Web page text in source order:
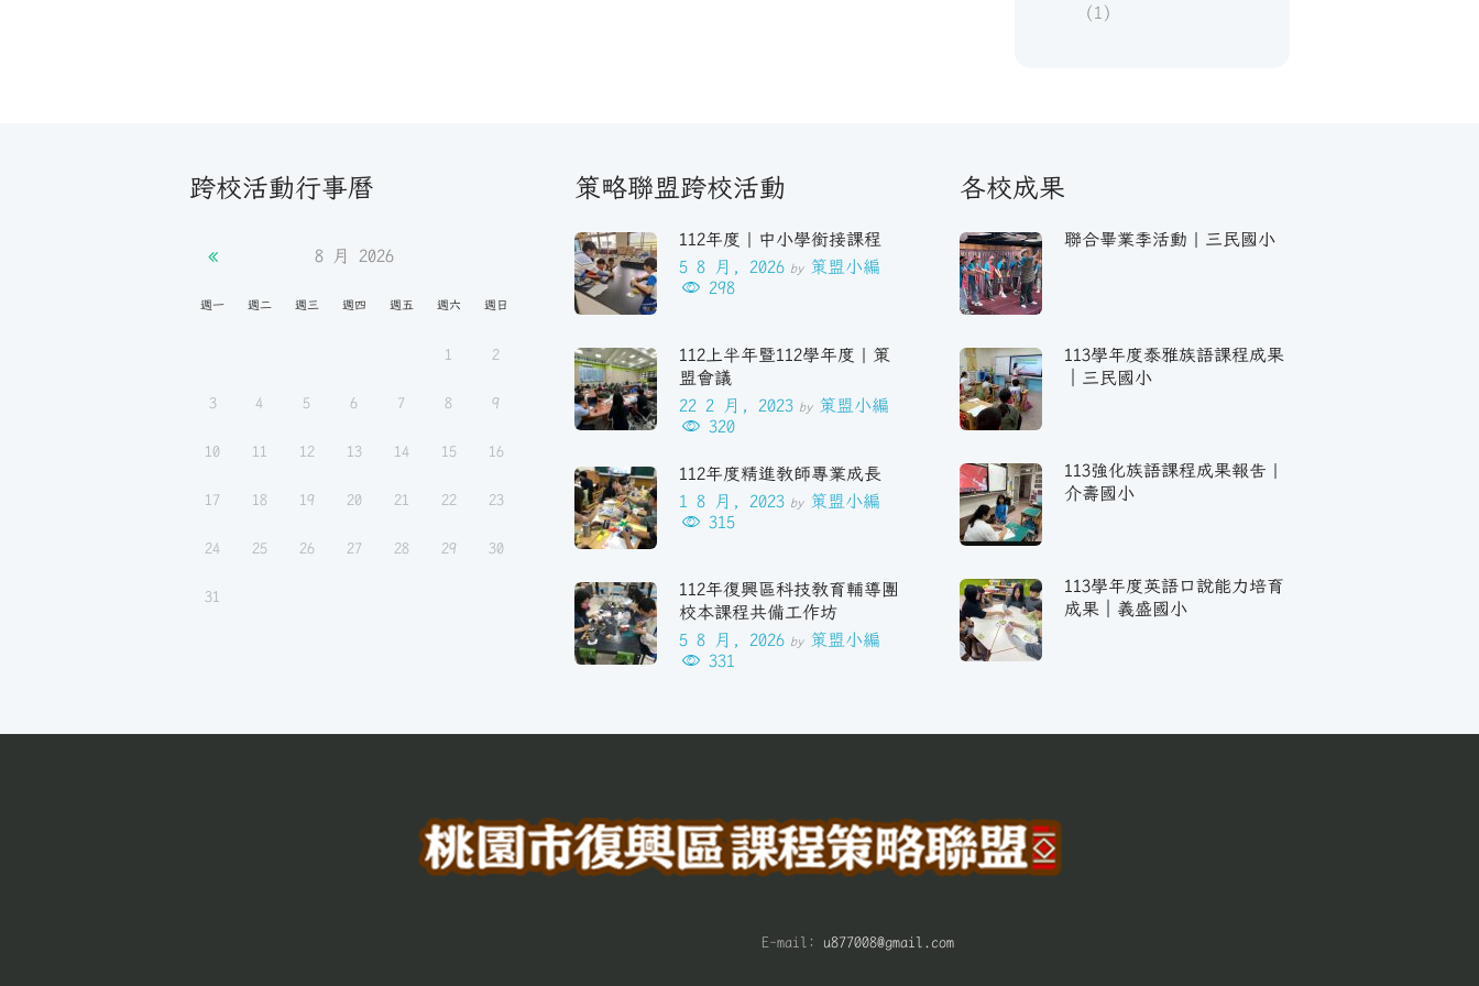
(1)
跨校活動行事曆
8 月 2026
週一 週二 週三 週四 週五 週六 週日
1 2
3 4 5 6 7 8 9
10 11 12 13 14 15 16
17 18 19 20 21 22 23
24 25 26 27 28 29 30
31
策略聯盟跨校活動
112年度｜中小學銜接課程
5 8 月, 2026 by 策盟小編
298
112上半年暨112學年度｜策
盟會議
22 2 月, 2023 by 策盟小編
320
112年度精進教師專業成長
1 8 月, 2023 by 策盟小編
315
112年復興區科技教育輔導團
校本課程共備工作坊
5 8 月, 2026 by 策盟小編
331
各校成果
聯合畢業季活動｜三民國小
113學年度泰雅族語課程成果
｜三民國小
113強化族語課程成果報告｜
介壽國小
113學年度英語口說能力培育
成果｜義盛國小
E-mail: u877008@gmail.com